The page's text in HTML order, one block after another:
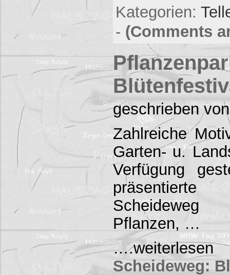
Kategorien:
- (Comments
geschrieben
Zahlreiche
Garten- u.
Verfügung
Scheideweg
Pflanzen, …
Scheideweg: